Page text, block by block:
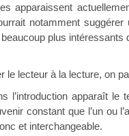
apparaissent
notamment
plus
le lecteur à la lecture, on
l’introduction apparaît
constant que l’un ou
et interchangeable.